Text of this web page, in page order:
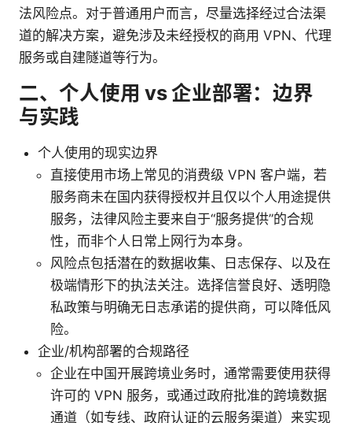
法风险点。对于普通用户而言，尽量选择经过合法渠
道的解决方案，避免涉及未经授权的商用 VPN、代理
服务或自建隧道等行为。
二、个人使用 vs 企业部署：边界
与实践
个人使用的现实边界
直接使用市场上常见的消费级 VPN 客户端，若
服务商未在国内获得授权并且仅以个人用途提供
服务，法律风险主要来自于“服务提供”的合规
性，而非个人日常上网行为本身。
风险点包括潜在的数据收集、日志保存、以及在
极端情形下的执法关注。选择信誉良好、透明隐
私政策与明确无日志承诺的提供商，可以降低风
险。
企业/机构部署的合规路径
企业在中国开展跨境业务时，通常需要使用获得
许可的 VPN 服务，或通过政府批准的跨境数据
通道（如专线、政府认证的云服务渠道）来实现